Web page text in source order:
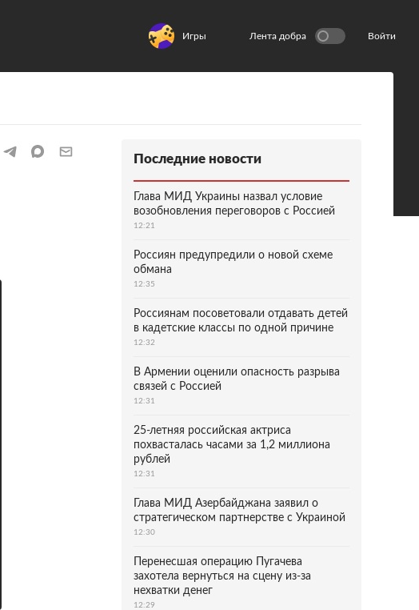
Игры Лента добра Войти
Последние новости
Глава МИД Украины назвал условие
возобновления переговоров с Россией
12:21
Россиян предупредили о новой схеме
обмана
12:35
Россиянам посоветовали отдавать детей
в кадетские классы по одной причине
12:32
В Армении оценили опасность разрыва
связей с Россией
12:31
25-летняя российская актриса
похвасталась часами за 1,2 миллиона
рублей
12:31
Глава МИД Азербайджана заявил о
стратегическом партнерстве с Украиной
12:30
Перенесшая операцию Пугачева
захотела вернуться на сцену из-за
нехватки денег
12:29